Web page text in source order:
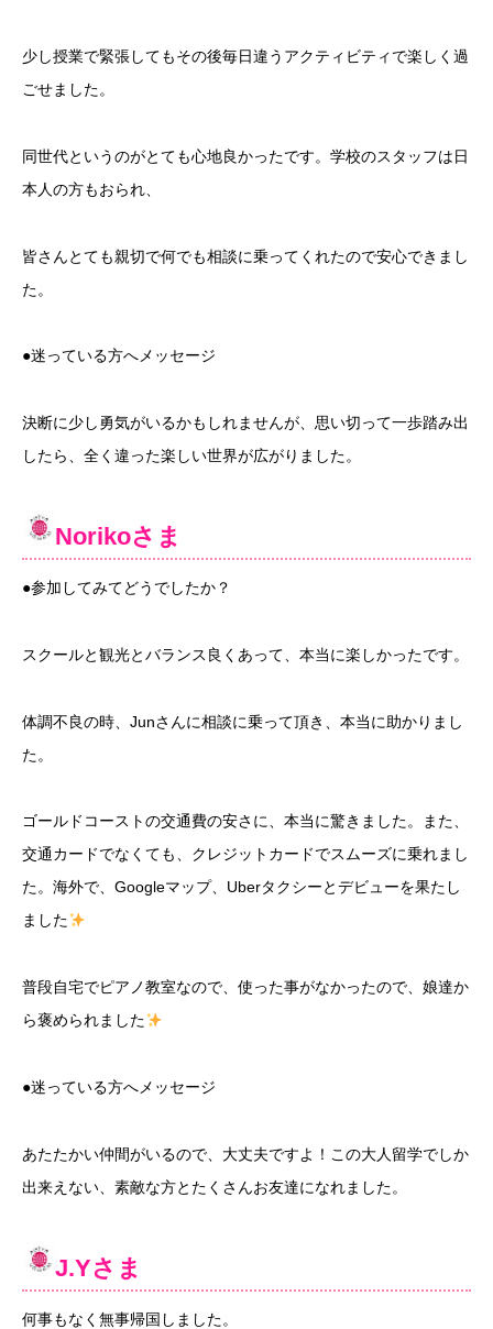
少し授業で緊張してもその後毎日違うアクティビティで楽しく過
ごせました。
同世代というのがとても心地良かったです。学校のスタッフは日
本人の方もおられ、
皆さんとても親切で何でも相談に乗ってくれたので安心できまし
た。
●迷っている方へメッセージ
決断に少し勇気がいるかもしれませんが、 思い切って一歩踏み出
したら、全く違った楽しい世界が広がりました。
Norikoさま
●参加してみてどうでしたか？
スクールと観光とバランス良くあって、本当に楽しかったです。
体調不良の時、 Junさんに相談に乗って頂き、本当に助かりまし
た。
ゴールドコーストの交通費の安さに、本当に驚きました。また、
交通カードでなくても、クレジットカードでスムーズに乗れまし
た。海外で、 Googleマップ、 Uberタクシーとデビューを果たし
ました
普段自宅でピアノ教室なので、使った事がなかったので、娘達か
ら褒められました
●迷っている方へメッセージ
あたたかい仲間がいるので、大丈夫ですよ！この大人留学でしか
出来えない、素敵な方とたくさんお友達になれました。
J.Yさま
何事もなく無事帰国しました。